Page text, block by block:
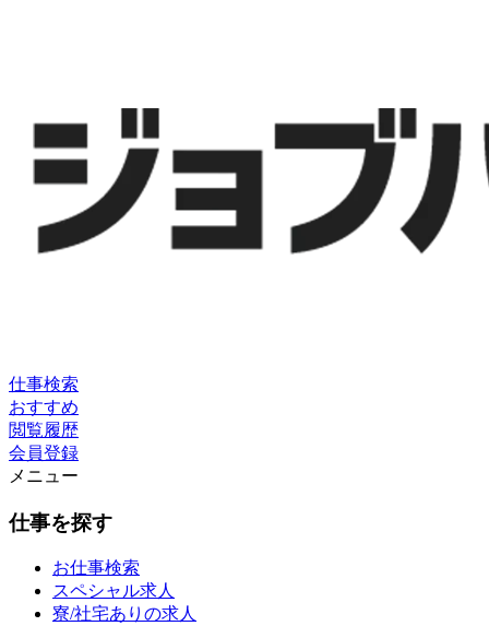
仕事検索
おすすめ
閲覧履歴
会員登録
メニュー
仕事を探す
お仕事検索
スペシャル求人
寮/社宅ありの求人